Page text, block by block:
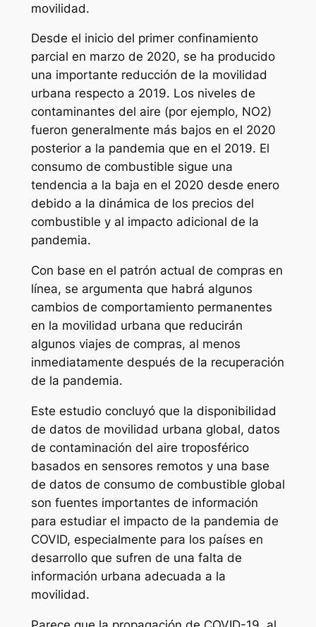
movilidad.
Desde el inicio del primer confinamiento
parcial en marzo de 2020, se ha producido
una importante reducción de la movilidad
urbana respecto a 2019. Los niveles de
contaminantes del aire (por ejemplo, NO2)
fueron generalmente más bajos en el 2020
posterior a la pandemia que en el 2019. El
consumo de combustible sigue una
tendencia a la baja en el 2020 desde enero
debido a la dinámica de los precios del
combustible y al impacto adicional de la
pandemia.
Con base en el patrón actual de compras en
línea, se argumenta que habrá algunos
cambios de comportamiento permanentes
en la movilidad urbana que reducirán
algunos viajes de compras, al menos
inmediatamente después de la recuperación
de la pandemia.
Este estudio concluyó que la disponibilidad
de datos de movilidad urbana global, datos
de contaminación del aire troposférico
basados ​​en sensores remotos y una base
de datos de consumo de combustible global
son fuentes importantes de información
para estudiar el impacto de la pandemia de
COVID, especialmente para los países en
desarrollo que sufren de una falta de
información urbana adecuada a la
movilidad.